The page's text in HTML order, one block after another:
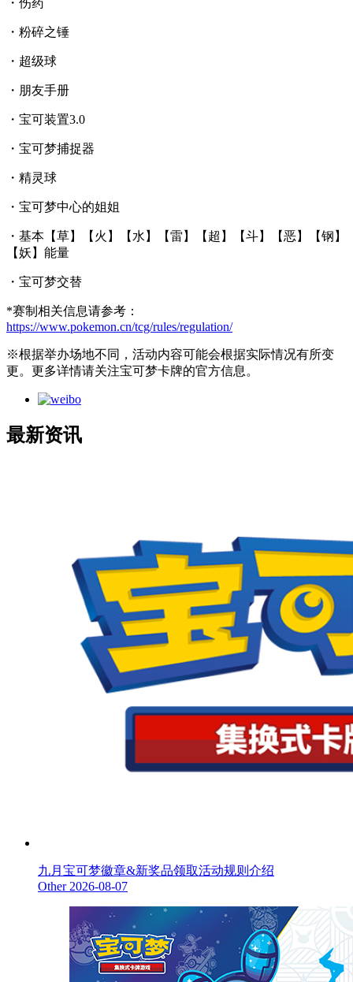
・粉碎之锤
・超级球
・朋友手册
・宝可装置3.0
・宝可梦捕捉器
・精灵球
・宝可梦中心的姐姐
・基本【草】【火】【水】【雷】【超】【斗】【恶】【钢】
【妖】能量
・宝可梦交替
*赛制相关信息请参考：
https://www.pokemon.cn/tcg/rules/regulation/
※根据举办场地不同，活动内容可能会根据实际情况有所变
更。更多详情请关注宝可梦卡牌的官方信息。
最新资讯
九月宝可梦徽章&新奖品领取活动规则介绍
Other 2026-08-07